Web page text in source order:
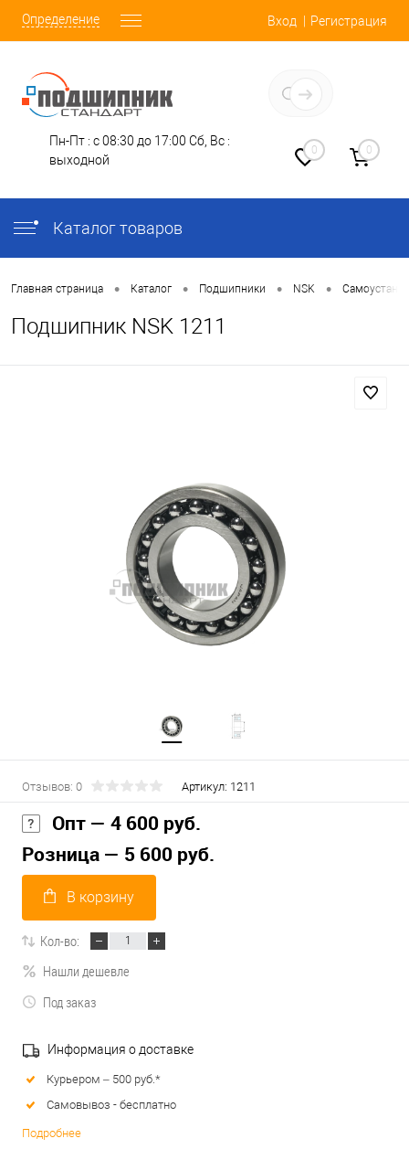
Определение Вход Регистрация
Пн-Пт : с 08:30 до 17:00 Сб, Вс :
выходной
0 0
Каталог товаров
Главная страница • Каталог • Подшипники • NSK •
Подшипник NSK 1211
Отзывов: 0 Артикул: 1211
Опт — 4 600 руб.
Розница — 5 600 руб.
В корзину
Кол-во:
Нашли дешевле
Под заказ
Информация о доставке
Курьером – 500 руб.*
Самовывоз - бесплатно
Подробнее